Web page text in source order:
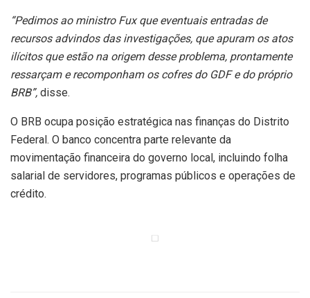
“Pedimos ao ministro Fux que eventuais entradas de
recursos advindos das investigações, que apuram os atos
ilícitos que estão na origem desse problema, prontamente
ressarçam e recomponham os cofres do GDF e do próprio
BRB”, disse.
O BRB ocupa posição estratégica nas finanças do Distrito
Federal. O banco concentra parte relevante da
movimentação financeira do governo local, incluindo folha
salarial de servidores, programas públicos e operações de
crédito.